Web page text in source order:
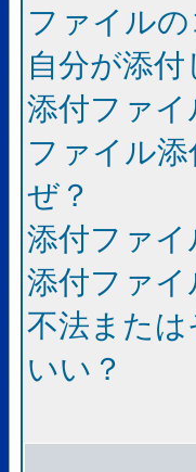
ファイル
自分が添
添付ファ
ファイル
ぜ？
添付ファ
添付ファ
不法また
いい？